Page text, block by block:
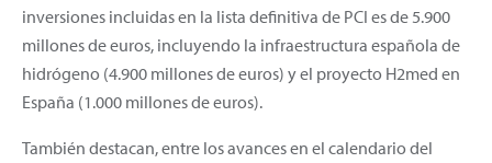
inversiones incluidas en la lista definitiva de PCI es de 5.900
millones de euros, incluyendo la infraestructura española de
hidrógeno (4.900 millones de euros) y el proyecto H2med en
España (1.000 millones de euros).
También destacan, entre los avances en el calendario del